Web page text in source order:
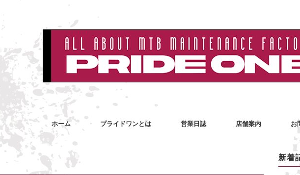
ホーム プライドワンとは 営業日誌 店舗案内 お
新着